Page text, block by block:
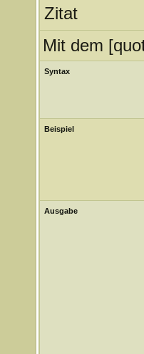
Zitat
Mit dem
Syntax
Beispiel
Ausgabe